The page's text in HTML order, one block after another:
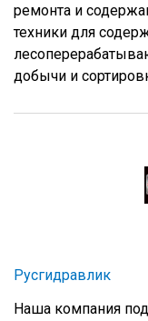
ремонта и
техники для
добычи и
Русгидравлик
Наша компания